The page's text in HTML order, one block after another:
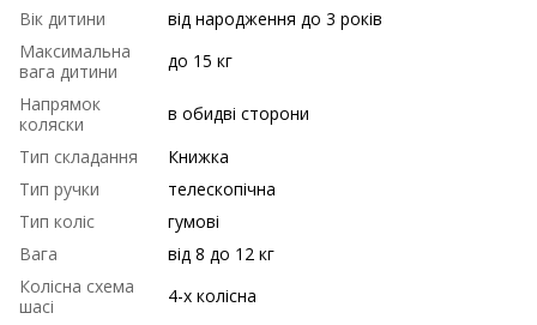
Вік дитини
від народження до 3 років
Максимальна
вага дитини
до 15 кг
Напрямок
коляски
в обидві сторони
Тип складання
Книжка
Тип ручки
телескопічна
Тип коліс
гумові
Вага
від 8 до 12 кг
Колісна схема
шасі
4-х колісна